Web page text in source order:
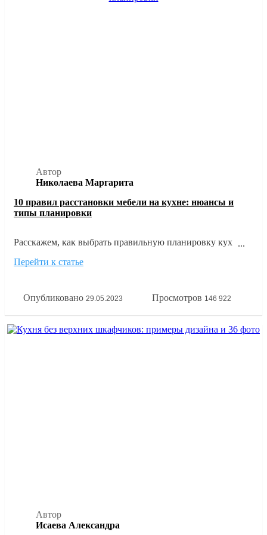
Автор
Николаева Маргарита
10 правил расстановки мебели на кухне: нюансы и
типы планировки
Расскажем, как выбрать правильную планировку кухни
исходя из размеров и формы помещения, а также главных
всё это на наглядных фото примерах расстановки мебели
Перейти к статье
Опубликовано 29.05.2023 Просмотров 146 922
Автор
Исаева Александра